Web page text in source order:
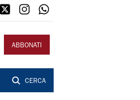
ABBONATI
CERCA